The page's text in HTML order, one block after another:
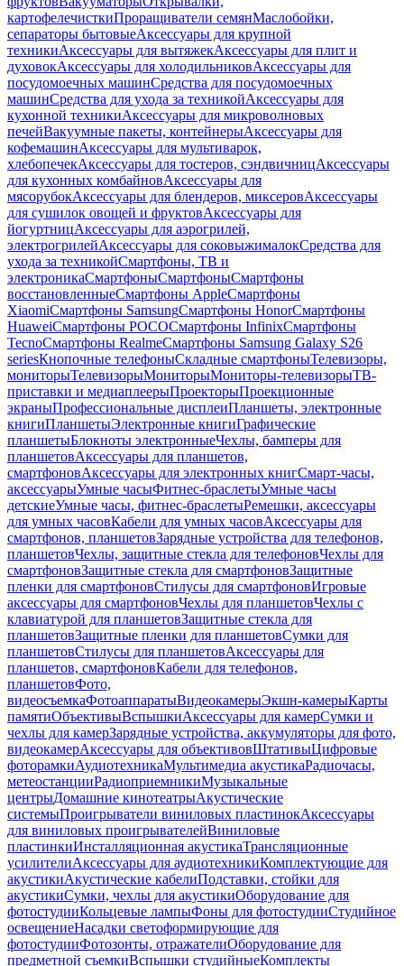
картофелечисткиПроращиватели семянМаслобойки,
сепараторы бытовыеАксессуары для крупной
техникиАксессуары для вытяжекАксессуары для плит и
духовокАксессуары для холодильниковАксессуары для
посудомоечных машинСредства для посудомоечных
машинСредства для ухода за техникойАксессуары для
кухонной техникиАксессуары для микроволновых
печейВакуумные пакеты, контейнерыАксессуары для
кофемашинАксессуары для мультиварок,
хлебопечекАксессуары для тостеров, сэндвичницАксессуары
для кухонных комбайновАксессуары для
мясорубокАксессуары для блендеров, миксеровАксессуары
для сушилок овощей и фруктовАксессуары для
йогуртницАксессуары для аэрогрилей,
электрогрилейАксессуары для соковыжималокСредства для
ухода за техникойСмартфоны, ТВ и
электроникаСмартфоныСмартфоныСмартфоны
восстановленныеСмартфоны AppleСмартфоны
XiaomiСмартфоны SamsungСмартфоны HonorСмартфоны
HuaweiСмартфоны POCOСмартфоны InfinixСмартфоны
TecnoСмартфоны RealmeСмартфоны Samsung Galaxy S26
seriesКнопочные телефоныСкладные смартфоныТелевизоры,
мониторыТелевизорыМониторыМониторы-телевизорыТВ-
приставки и медиаплеерыПроекторыПроекционные
экраныПрофессиональные дисплеиПланшеты, электронные
книгиПланшетыЭлектронные книгиГрафические
планшетыБлокноты электронныеЧехлы, бамперы для
планшетовАксессуары для планшетов,
смартфоновАксессуары для электронных книгСмарт-часы,
аксессуарыУмные часыФитнес-браслетыУмные часы
детскиеУмные часы, фитнес-браслетыРемешки, аксессуары
для умных часовКабели для умных часовАксессуары для
смартфонов, планшетовЗарядные устройства для телефонов,
планшетовЧехлы, защитные стекла для телефоновЧехлы для
смартфоновЗащитные стекла для смартфоновЗащитные
пленки для смартфоновСтилусы для смартфоновИгровые
аксессуары для смартфоновЧехлы для планшетовЧехлы с
клавиатурой для планшетовЗащитные стекла для
планшетовЗащитные пленки для планшетовСумки для
планшетовСтилусы для планшетовАксессуары для
планшетов, смартфоновКабели для телефонов,
планшетовФото,
видеосъемкаФотоаппаратыВидеокамерыЭкшн-камерыКарты
памятиОбъективыВспышкиАксессуары для камерСумки и
чехлы для камерЗарядные устройства, аккумуляторы для фото,
видеокамерАксессуары для объективовШтативыЦифровые
фоторамкиАудиотехникаМультимедиа акустикаРадиочасы,
метеостанцииРадиоприемникиМузыкальные
центрыДомашние кинотеатрыАкустические
системыПроигрыватели виниловых пластинокАксессуары
для виниловых проигрывателейВиниловые
пластинкиИнсталляционная акустикаТрансляционные
усилителиАксессуары для аудиотехникиКомплектующие для
акустикиАкустические кабелиПодставки, стойки для
акустикиСумки, чехлы для акустикиОборудование для
фотостудииКольцевые лампыФоны для фотостудииСтудийное
освещениеНасадки светоформирующие для
фотостудииФотозонты, отражателиОборудование для
предметной съемкиВспышки студийныеКомплекты